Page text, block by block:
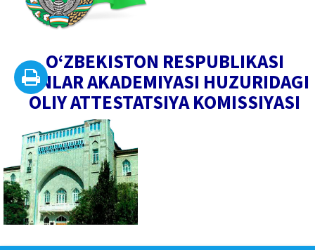
O‘ZBEKISTON RESPUBLIKASI
FANLAR AKADEMIYASI HUZURIDAGI
OLIY ATTESTATSIYA KOMISSIYASI